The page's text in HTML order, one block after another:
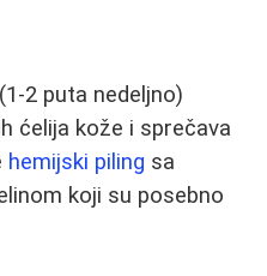
2 puta nedeljno)
ćelija kože i sprečava
hemijski piling sa
koji su posebno